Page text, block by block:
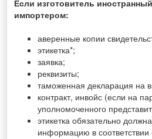
Если изготовитель
импортером:
аверенные копии
этикетка*;
заявка;
реквизиты;
таможенная декларация на
контракт, инвойс (если на
уполномоченного
этикетка обязательно
информацию в